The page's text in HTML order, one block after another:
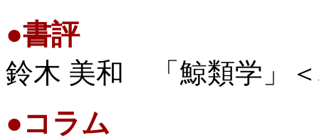
●書評
鈴木 美和 「鯨類学」
● コラム